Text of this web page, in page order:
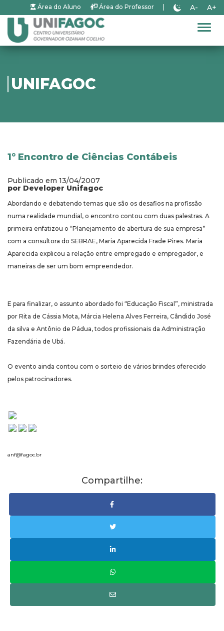
Área do Aluno Área do Professor A- A+
UNIFAGOC
1° Encontro de Ciências Contábeis
Publicado em 13/04/2007
por Developer Unifagoc
Abordando e debatendo temas que são os desafios na profissão
numa realidade mundial, o encontro contou com duas palestras. A
primeira enfatizou o “Planejamento de abertura de sua empresa”
com a consultora do SEBRAE, Maria Aparecida Frade Pires. Maria
Aparecida explicou a relação entre empregado e empregador, e
maneiras de ser um bom empreendedor.
E para finalizar, o assunto abordado foi “Educação Fiscal”, ministrada
por Rita de Cássia Mota, Márcia Helena Alves Ferreira, Cândido José
da silva e Antônio de Pádua, todos profissionais da Administração
Fazendária de Ubá.
O evento ainda contou com o sorteio de vários brindes oferecido
pelos patrocinadores.
anf@fagoc.br
Compartilhe: